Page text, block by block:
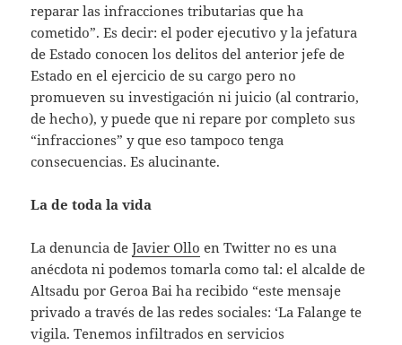
reparar las infracciones tributarias que ha
cometido”. Es decir: el poder ejecutivo y la jefatura
de Estado conocen los delitos del anterior jefe de
Estado en el ejercicio de su cargo pero no
promueven su investigación ni juicio (al contrario,
de hecho), y puede que ni repare por completo sus
“infracciones” y que eso tampoco tenga
consecuencias. Es alucinante.
La de toda la vida
La denuncia deJavier Ollo en Twitter no es una
anécdota ni podemos tomarla como tal: el alcalde de
Altsadu por Geroa Bai ha recibido “este mensaje
privado a través de las redes sociales: ‘La Falange te
vigila. Tenemos infiltrados en servicios